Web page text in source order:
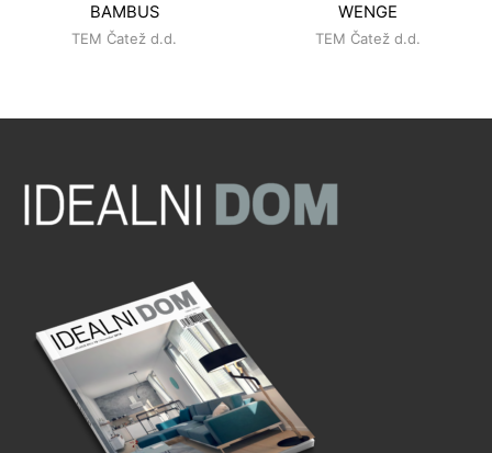
BAMBUS
TEM Čatež d.d.
WENGE
TEM Čatež d.d.